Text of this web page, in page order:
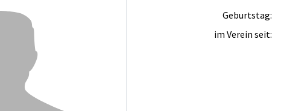
Geburtstag:
im Verein seit: